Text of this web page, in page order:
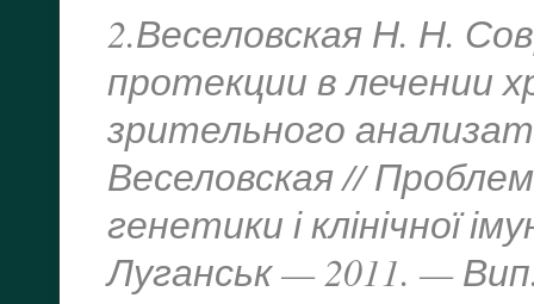
2.Веселовская Н. Н.
протекции в лечении
зрительного
Веселовская //
генетики і клінічної
Луганськ — 2011. —